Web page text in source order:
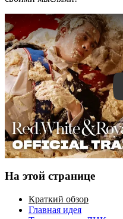
На этой странице
Краткий обзор
Главная идея